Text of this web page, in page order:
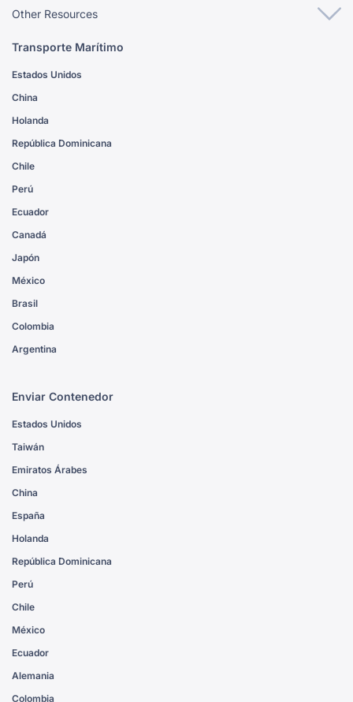
Other Resources
Transporte Marítimo
Estados Unidos
China
Holanda
República Dominicana
Chile
Perú
Ecuador
Canadá
Japón
México
Brasil
Colombia
Argentina
Enviar Contenedor
Estados Unidos
Taiwán
Emiratos Árabes
China
España
Holanda
República Dominicana
Perú
Chile
México
Ecuador
Alemania
Colombia